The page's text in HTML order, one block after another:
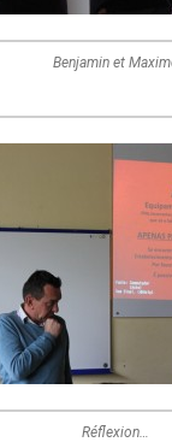
Benjamin et
Réflexion…